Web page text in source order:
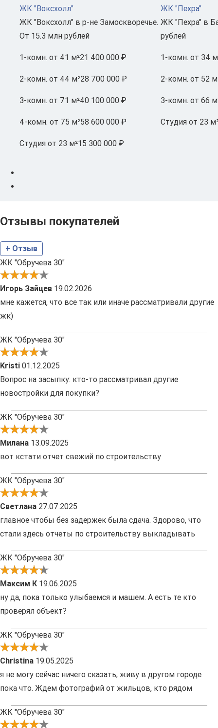
ЖК "Воксхолл"
ЖК "Воксхолл" в р-не Замоскворечье.
От 15.3 млн рублей
1-комн. от 41 м²21 400 000 ₽
2-комн. от 44 м²28 700 000 ₽
3-комн. от 71 м²40 100 000 ₽
4-комн. от 75 м²58 600 000 ₽
Студия от 23 м²15 300 000 ₽
ЖК "Пехра"
ЖК "Пехра" в
рублей
1-комн. от 34
2-комн. от 52
3-комн. от 66
Студия от 23
Отзывы покупателей
+ Отзыв
ЖК "Обручева 30"
Игорь Зайцев 19.02.2026
мне кажется, что все так или иначе рассматривали другие
жк)
ЖК "Обручева 30"
Kristi 01.12.2025
Вопрос на засыпку: кто-то рассматривал другие
новостройки для покупки?
ЖК "Обручева 30"
Милана 13.09.2025
вот кстати отчет свежий по строительству
ЖК "Обручева 30"
Светлана 27.07.2025
главное чтобы без задержек была сдача. Здорово, что
стали здесь отчеты по строительству выкладывать
ЖК "Обручева 30"
Максим К 19.06.2025
ну да, пока только улыбаемся и машем. А есть те кто
проверял объект?
ЖК "Обручева 30"
Christina 19.05.2025
я не могу сейчас ничего сказать, живу в другом городе
пока что. Ждем фотографий от жильцов, кто рядом
ЖК "Обручева 30"